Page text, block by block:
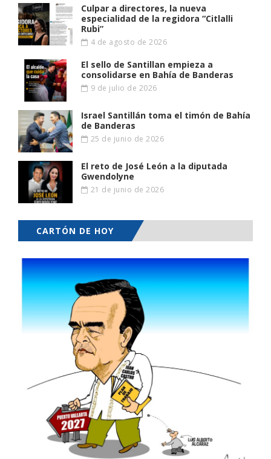
Culpar a directores, la nueva
especialidad de la regidora “Citlalli
Rubi”
4 de agosto de 2026
El sello de Santillan empieza a
consolidarse en Bahía de Banderas
9 de julio de 2026
Israel Santillán toma el timón de Bahía
de Banderas
25 de junio de 2026
El reto de José León a la diputada
Gwendolyne
21 de junio de 2026
CARTÓN DE HOY